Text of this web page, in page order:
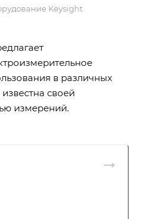
Keysight
в различных
своей
измерений.